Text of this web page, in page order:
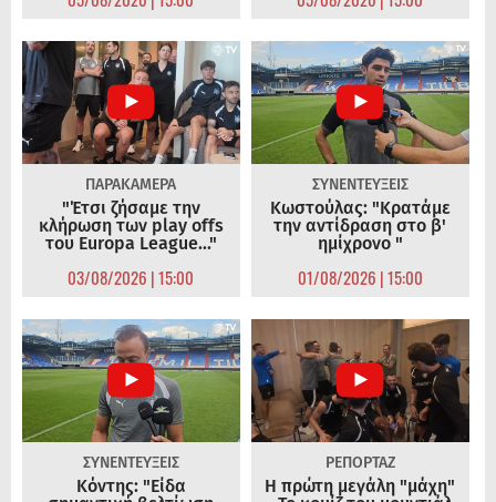
ΠΑΡΑΚΑΜΕΡΑ
"Έτσι ζήσαμε την
κλήρωση των play offs
του Europa League..."
03/08/2026 | 15:00
ΣΥΝΕΝΤΕΥΞΕΙΣ
Κωστούλας: "Κρατάμε
την αντίδραση στο β'
ημίχρονο "
01/08/2026 | 15:00
ΣΥΝΕΝΤΕΥΞΕΙΣ
Κόντης: "Είδα
ΡΕΠΟΡΤΑΖ
Η πρώτη μεγάλη "μάχη"